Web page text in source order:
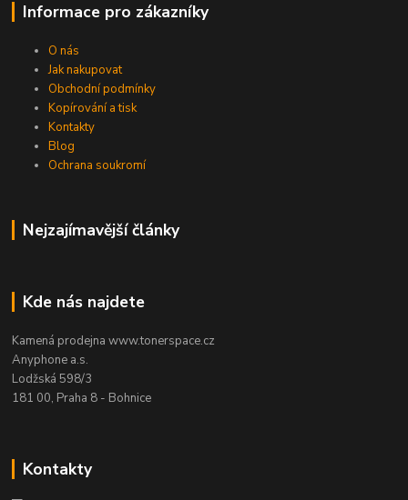
Informace pro zákazníky
O nás
Jak nakupovat
Obchodní podmínky
Kopírování a tisk
Kontakty
Blog
Ochrana soukromí
Nejzajímavější články
Kde nás najdete
Kamená prodejna www.tonerspace.cz
Anyphone a.s.
Lodžská 598/3
181 00, Praha 8 - Bohnice
Kontakty